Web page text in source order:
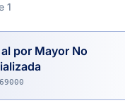
1
por Mayor No